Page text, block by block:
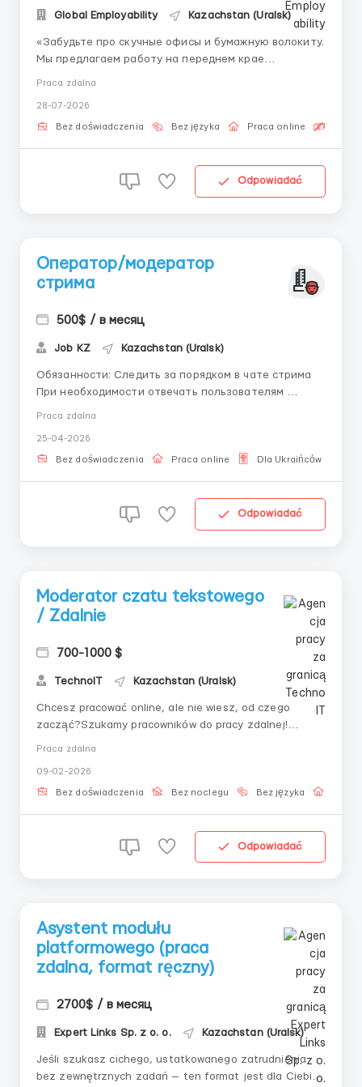
Global Employability Kazachstan (Uralsk)
«Забудьте про скучные офисы и бумажную волокиту.
Мы предлагаем работу на переднем крае
запускается сложный процесс: проверка
параметров, маршрутизация ордера, контроль
Praca zdalna
28-07-2026
Bez doświadczenia Bez języka Praca online
Odpowiadać
Оператор/модератор
стрима
500$ / в месяц
Job KZ Kazachstan (Uralsk)
Обязанности: Следить за порядком в чате стрима
При необходимости отвечать пользователям
владение русским языком, Английский будет
преимуществом (хотя бы начальный) Отв...
Praca zdalna
25-04-2026
Bez doświadczenia Praca online Dla Ukraińców
Odpowiadać
Moderator czatu tekstowego
/ Zdalnie
700-1000 $
TechnoIT Kazachstan (Uralsk)
Chcesz pracować online, ale nie wiesz, od czego
zacząć?Szukamy pracowników do pracy zdalnej!
nauczymy!Obowiązki:Kontakt z klientami strony, online
(tylko czat).Wymagania:Posiadanie komputera lub
Praca zdalna
09-02-2026
Bez doświadczenia Bez noclegu Bez języka
Odpowiadać
Asystent modułu
platformowego (praca
zdalna, format ręczny)
2700$ / в месяц
Expert Links Sp. z o. o. Kazachstan (Uralsk)
Jeśli szukasz cichego, ustatkowanego zatrudnienia
bez zewnętrznych zadań — ten format jest dla Ciebie